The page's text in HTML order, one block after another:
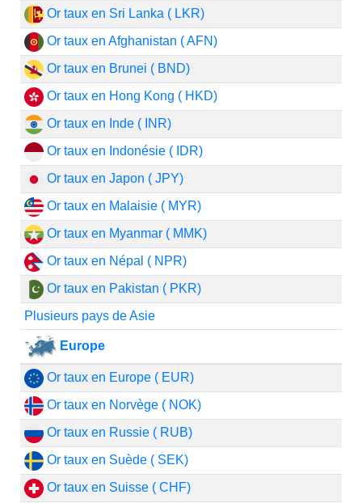
Or taux en Sri Lanka ( LKR)
Or taux en Afghanistan ( AFN)
Or taux en Brunei ( BND)
Or taux en Hong Kong ( HKD)
Or taux en Inde ( INR)
Or taux en Indonésie ( IDR)
Or taux en Japon ( JPY)
Or taux en Malaisie ( MYR)
Or taux en Myanmar ( MMK)
Or taux en Népal ( NPR)
Or taux en Pakistan ( PKR)
Plusieurs pays de Asie
Europe
Or taux en Europe ( EUR)
Or taux en Norvège ( NOK)
Or taux en Russie ( RUB)
Or taux en Suède ( SEK)
Or taux en Suisse ( CHF)